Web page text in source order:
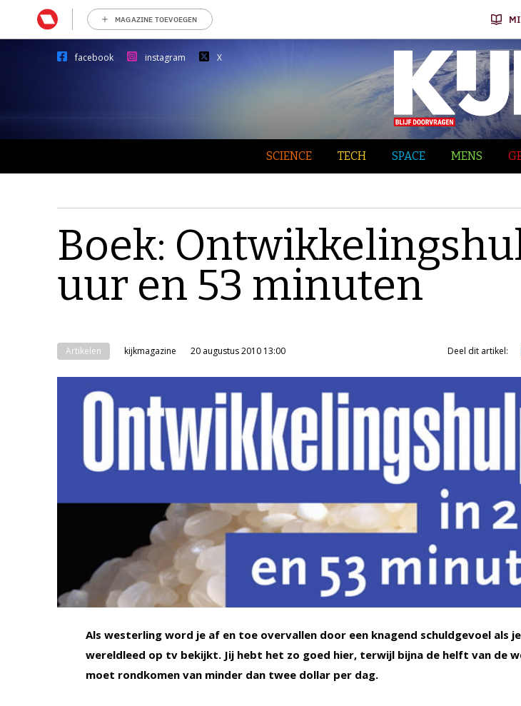
MAGAZINE TOEVOEGEN
facebook instagram X
SCIENCE TECH SPACE MENS
Boek:
uur en 53 minuten
Artikelen kijkmagazine 20 augustus 2010 13:00 Deel dit artikel:
Als westerling word je af en toe overvallen door een knagend schuldgevoel als
wereldleed op tv bekijkt. Jij hebt het zo goed hier, terwijl bijna de helft van de
moet rondkomen van minder dan twee dollar per dag.